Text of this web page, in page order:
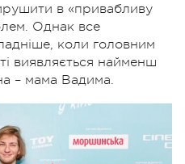
в «привабливу
Однак все
коли головним
виявляється найменш
– мама Вадима.